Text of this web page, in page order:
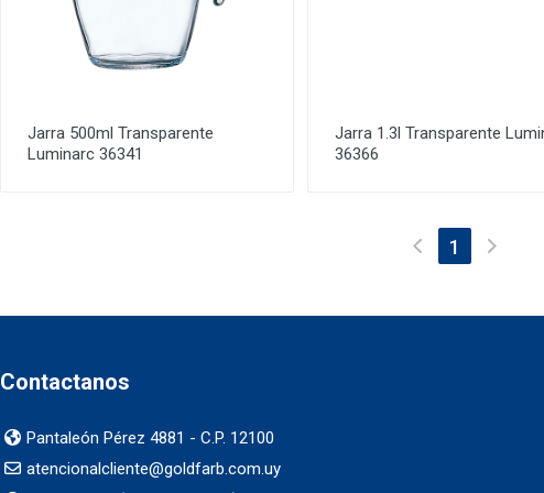
Jarra 500ml Transparente
Luminarc 36341
Jarra 1.3l Transparente
36366
1 (current)
Contactanos
Pantaleón Pérez 4881 - C.P. 12100
atencionalcliente@goldfarb.com.uy